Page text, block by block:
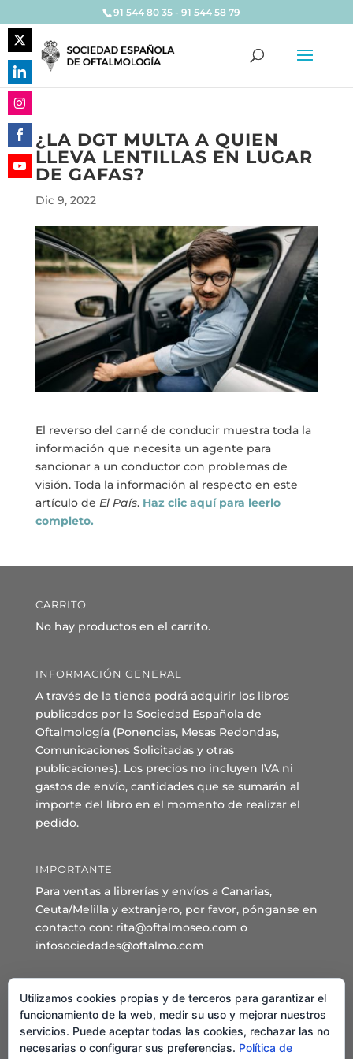
91 544 80 35 - 91 544 58 79
¿LA DGT MULTA A QUIEN
LLEVA LENTILLAS EN LUGAR
DE GAFAS?
Dic 9, 2022
El reverso del carné de conducir muestra toda la
información que necesita un agente para
sancionar a un conductor con problemas de
visión. Toda la información al respecto en este
artículo de El País. Haz clic aquí para leerlo
completo.
CARRITO
No hay productos en el carrito.
INFORMACIÓN GENERAL
A través de la tienda podrá adquirir los libros
publicados por la Sociedad Española de
Oftalmología (Ponencias, Mesas Redondas,
Comunicaciones Solicitadas y otras
publicaciones). Los precios no incluyen IVA ni
gastos de envío, cantidades que se sumarán al
importe del libro en el momento de realizar el
pedido.
IMPORTANTE
Para ventas a librerías y envíos a Canarias,
Ceuta/Melilla y extranjero, por favor, pónganse en
contacto con: rita@oftalmoseo.com o
infosociedades@oftalmo.com
Sede Administrativa y Secretaría General
C/ Arcipreste de Hita 14 – 1º Derecha.
28015 – Madrid
Teléfono: 91 544 80 35 - 91 544 58 79
Share
on
Twitter
Share
on
LinkedIn
Share
on
Instagram
Share
on
Utilizamos cookies propias y de terceros para garantizar el
funcionamiento de la web, medir su uso y mejorar nuestros
servicios. Puede aceptar todas las cookies, rechazar las no
necesarias o configurar sus preferencias. Política de